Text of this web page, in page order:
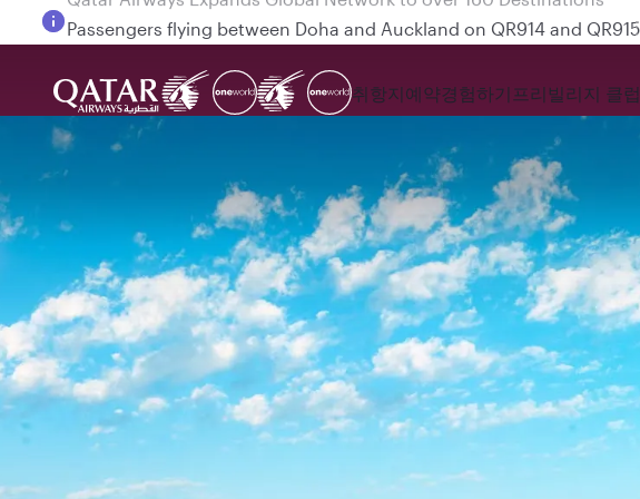
Passengers flying between Doha and Auckland on QR914 and QR915
취항지예약경험하기 프리빌리지 클럽